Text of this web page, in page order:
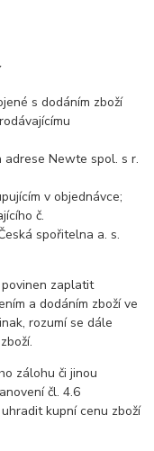
s dodáním zboží
Newte spol. s r.
v objednávce;
č.
spořitelna a. s.
zaplatit
a dodáním zboží ve
rozumí se dále
zálohu či jinou
čl. 4.6
kupní cenu zboží